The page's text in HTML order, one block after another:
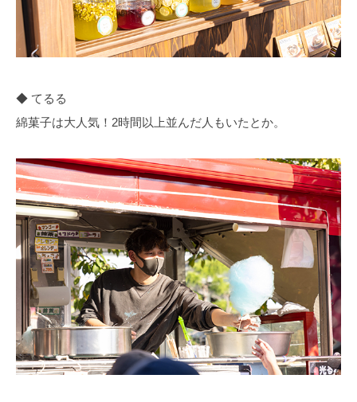
◆ てるる
綿菓子は大人気！2時間以上並んだ人もいたとか。